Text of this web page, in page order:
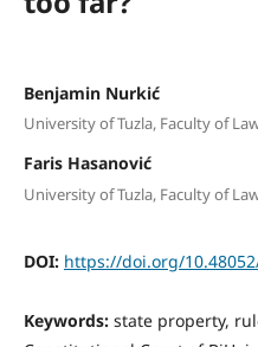
Benjamin Nurkić
University of Tuzla, Faculty of
Faris Hasanović
University of Tuzla, Faculty of
DOI: https://doi.org/
Keywords: state property,